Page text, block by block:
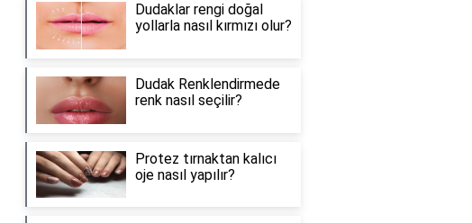
Dudaklar rengi doğal
yollarla nasıl kırmızı olur?
Dudak Renklendirmede
renk nasıl seçilir?
Protez tırnaktan kalıcı
oje nasıl yapılır?